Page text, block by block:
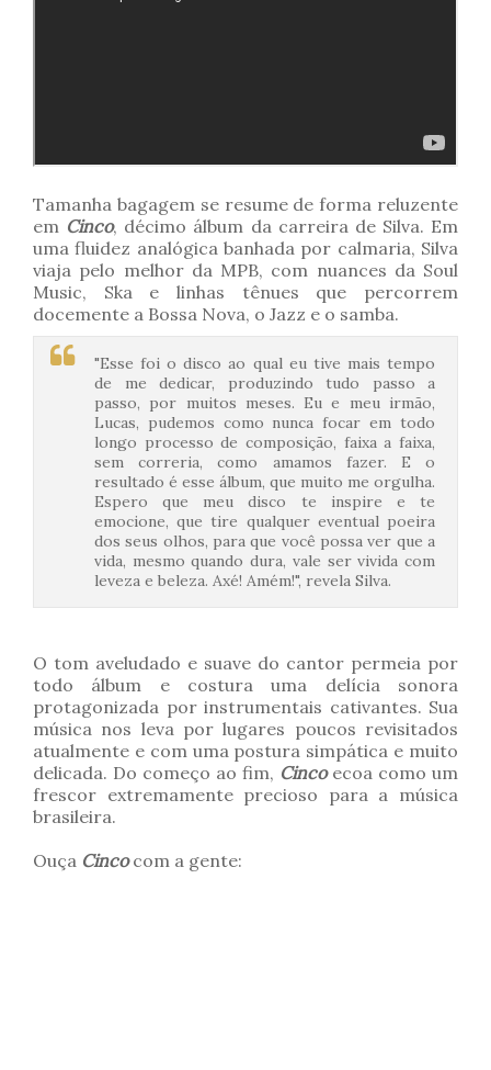
Tamanha bagagem se resume de forma reluzente
em Cinco, décimo álbum da carreira de Silva. Em
uma fluidez analógica banhada por calmaria, Silva
viaja pelo melhor da MPB, com nuances da Soul
Music, Ska e linhas tênues que percorrem
docemente a Bossa Nova, o Jazz e o samba.
"Esse foi o disco ao qual eu tive mais tempo
de me dedicar, produzindo tudo passo a
passo, por muitos meses. Eu e meu irmão,
Lucas, pudemos como nunca focar em todo
longo processo de composição, faixa a faixa,
sem correria, como amamos fazer. E o
resultado é esse álbum, que muito me orgulha.
Espero que meu disco te inspire e te
emocione, que tire qualquer eventual poeira
dos seus olhos, para que você possa ver que a
vida, mesmo quando dura, vale ser vivida com
leveza e beleza. Axé! Amém!", revela Silva.
O tom aveludado e suave do cantor permeia por
todo álbum e costura uma delícia sonora
protagonizada por instrumentais cativantes. Sua
música nos leva por lugares poucos revisitados
atualmente e com uma postura simpática e muito
delicada. Do começo ao fim, Cinco ecoa como um
frescor extremamente precioso para a música
brasileira.
Ouça Cincocom a gente: